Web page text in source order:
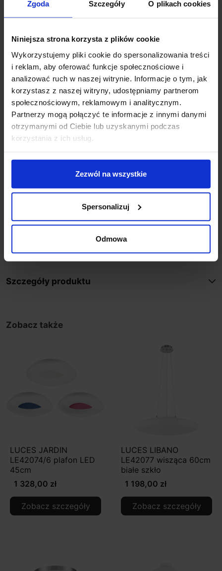
Zgoda Szczegóły O plikach cookies
Niniejsza strona korzysta z plików cookie
Wykorzystujemy pliki cookie do spersonalizowania treści
i reklam, aby oferować funkcje społecznościowe i
analizować ruch w naszej witrynie. Informacje o tym, jak
korzystasz z naszej witryny, udostępniamy partnerom
społecznościowym, reklamowym i analitycznym.
Partnerzy mogą połączyć te informacje z innymi danymi
otrzymanymi od Ciebie lub uzyskanymi podczas
korzystania z ich usług.
Zezwól na wszystkie
Spersonalizuj
Odmowa
Koszt dostawy
Zapytaj o produkt
Opis
Parametry:
ilość źródeł / rodzaj trzonka: 1 x E27
max moc źródła: 12 W
źródło w zestawie: Brak
kolor lampy: biały lub srebrny (tylko 50cm)
Szczegóły produktu
Zobacz także
LUCES JARDIN
LE42074/6 plafon LED
45cm
1 328,00 zł
Zobacz szczegóły
LUCES LIBANO
LE42077 wisząca 60cm
białe szkło
1 198,00 zł
Zobacz szczegóły